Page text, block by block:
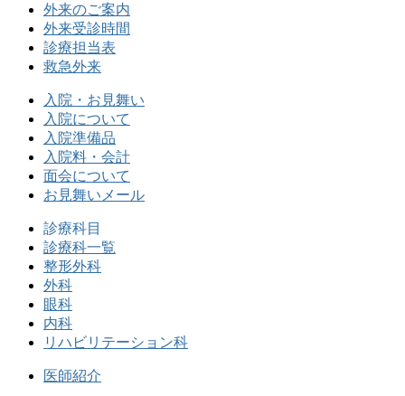
外来のご案内
外来受診時間
診療担当表
救急外来
入院・お見舞い
入院について
入院準備品
入院料・会計
面会について
お見舞いメール
診療科目
診療科一覧
整形外科
外科
眼科
内科
リハビリテーション科
医師紹介